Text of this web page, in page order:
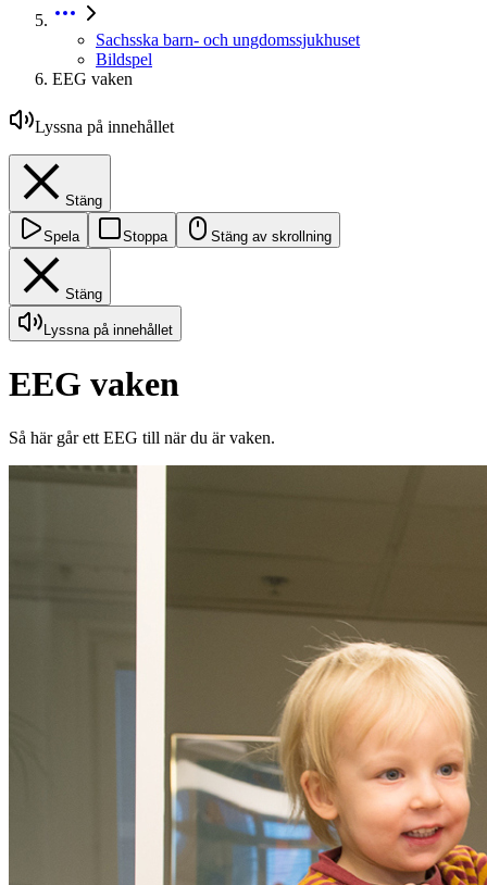
Sachsska barn- och ungdomssjukhuset
Bildspel
EEG vaken
Lyssna på innehållet
Stäng
Spela Stoppa Stäng av skrollning
Stäng
Lyssna på innehållet
EEG vaken
Så här går ett EEG till när du är vaken.